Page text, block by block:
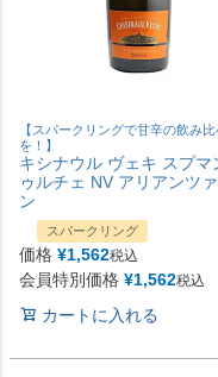
【スパークリングで甘辛の飲み
を！】
キシナウル ヴェキ スプマ
ゥルチェ NV アリアンツ
ン
スパークリング
価格 ¥1,562税込
会員特別価格 ¥1,562税込
カートに入れる